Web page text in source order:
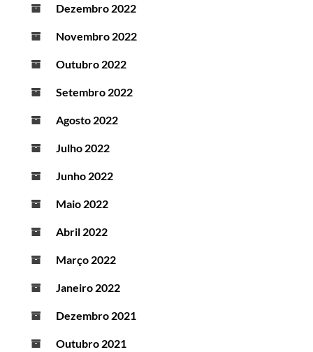
Dezembro 2022
Novembro 2022
Outubro 2022
Setembro 2022
Agosto 2022
Julho 2022
Junho 2022
Maio 2022
Abril 2022
Março 2022
Janeiro 2022
Dezembro 2021
Outubro 2021